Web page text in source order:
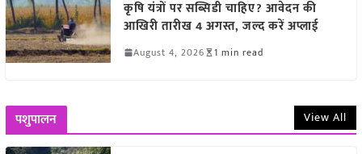
कृषि यंत्रों पर सब्सिडी चाहिए? आवेदन की
आखिरी तारीख 4 अगस्त, जल्द करें अप्लाई
August 4, 2026 1 min read
पशुपालन View All